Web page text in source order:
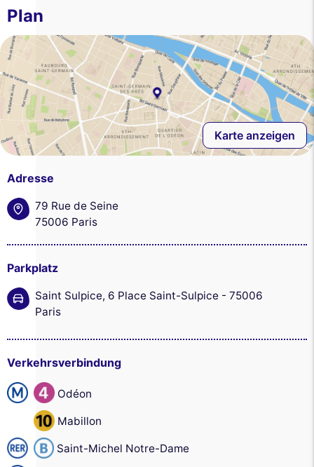
Plan
Karte anzeigen
Adresse
79 Rue de Seine
75006 Paris
Parkplatz
Saint Sulpice, 6 Place Saint-Sulpice - 75006
Paris
Verkehrsverbindung
Odéon
Mabillon
Saint-Michel Notre-Dame